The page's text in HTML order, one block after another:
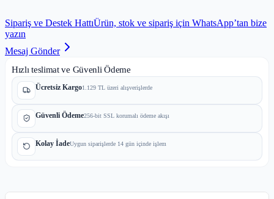
Sipariş ve Destek HattıÜrün, stok ve sipariş için WhatsApp’tan bize
yazın
Mesaj Gönder
Hızlı teslimat ve Güvenli Ödeme
Ücretsiz Kargo1.129 TL üzeri alışverişlerde
Güvenli Ödeme256-bit SSL korumalı ödeme akışı
Kolay İadeUygun siparişlerde 14 gün içinde işlem